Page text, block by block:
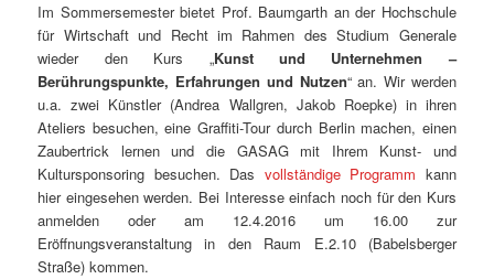
Im Sommersemester bietet Prof. Baumgarth an der Hochschule
für Wirtschaft und Recht im Rahmen des Studium Generale
wieder den Kurs „Kunst und Unternehmen –
Berührungspunkte, Erfahrungen und Nutzen“ an. Wir werden
u.a. zwei Künstler (Andrea Wallgren, Jakob Roepke) in ihren
Ateliers besuchen, eine Graffiti-Tour durch Berlin machen, einen
Zaubertrick lernen und die GASAG mit Ihrem Kunst- und
Kultursponsoring besuchen. Das vollständige Programm kann
hier eingesehen werden. Bei Interesse einfach noch für den Kurs
anmelden oder am 12.4.2016 um 16.00 zur
Eröffnungsveranstaltung in den Raum E.2.10 (Babelsberger
Straße) kommen.